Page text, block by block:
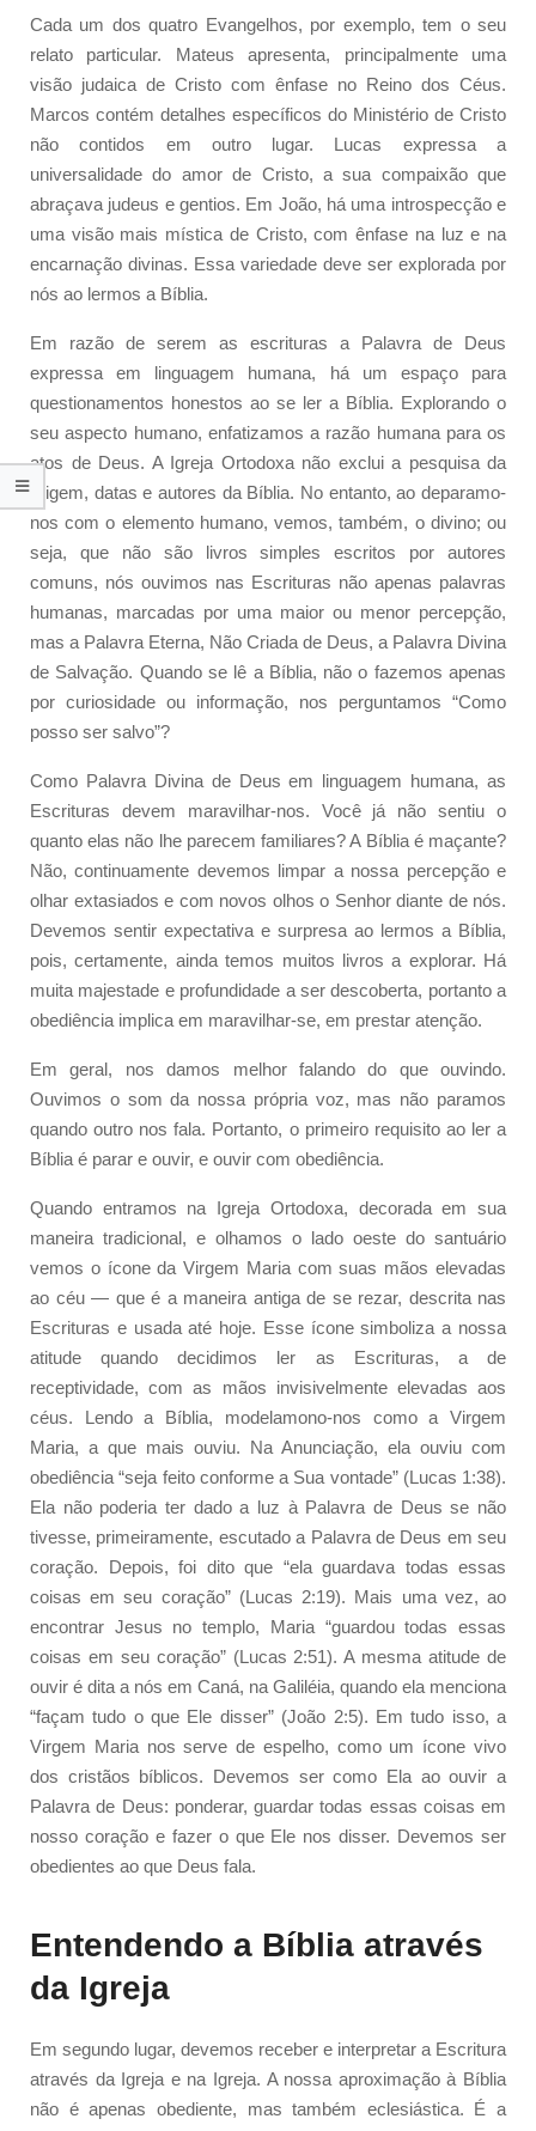
Cada um dos quatro Evangelhos, por exemplo, tem o seu
relato particular. Mateus apresenta, principalmente uma
visão judaica de Cristo com ênfase no Reino dos Céus.
Marcos contém detalhes específicos do Ministério de Cristo
não contidos em outro lugar. Lucas expressa a
universalidade do amor de Cristo, a sua compaixão que
abraçava judeus e gentios. Em João, há uma introspecção e
uma visão mais mística de Cristo, com ênfase na luz e na
encarnação divinas. Essa variedade deve ser explorada por
nós ao lermos a Bíblia.
Em razão de serem as escrituras a Palavra de Deus
expressa em linguagem humana, há um espaço para
questionamentos honestos ao se ler a Bíblia. Explorando o
seu aspecto humano, enfatizamos a razão humana para os
atos de Deus. A Igreja Ortodoxa não exclui a pesquisa da
origem, datas e autores da Bíblia. No entanto, ao deparamo-
nos com o elemento humano, vemos, também, o divino; ou
seja, que não são livros simples escritos por autores
comuns, nós ouvimos nas Escrituras não apenas palavras
humanas, marcadas por uma maior ou menor percepção,
mas a Palavra Eterna, Não Criada de Deus, a Palavra Divina
de Salvação. Quando se lê a Bíblia, não o fazemos apenas
por curiosidade ou informação, nos perguntamos “Como
posso ser salvo”?
Como Palavra Divina de Deus em linguagem humana, as
Escrituras devem maravilhar-nos. Você já não sentiu o
quanto elas não lhe parecem familiares? A Bíblia é maçante?
Não, continuamente devemos limpar a nossa percepção e
olhar extasiados e com novos olhos o Senhor diante de nós.
Devemos sentir expectativa e surpresa ao lermos a Bíblia,
pois, certamente, ainda temos muitos livros a explorar. Há
muita majestade e profundidade a ser descoberta, portanto a
obediência implica em maravilhar-se, em prestar atenção.
Em geral, nos damos melhor falando do que ouvindo.
Ouvimos o som da nossa própria voz, mas não paramos
quando outro nos fala. Portanto, o primeiro requisito ao ler a
Bíblia é parar e ouvir, e ouvir com obediência.
Quando entramos na Igreja Ortodoxa, decorada em sua
maneira tradicional, e olhamos o lado oeste do santuário
vemos o ícone da Virgem Maria com suas mãos elevadas
ao céu — que é a maneira antiga de se rezar, descrita nas
Escrituras e usada até hoje. Esse ícone simboliza a nossa
atitude quando decidimos ler as Escrituras, a de
receptividade, com as mãos invisivelmente elevadas aos
céus. Lendo a Bíblia, modelamono-nos como a Virgem
Maria, a que mais ouviu. Na Anunciação, ela ouviu com
obediência “seja feito conforme a Sua vontade” (Lucas 1:38).
Ela não poderia ter dado a luz à Palavra de Deus se não
tivesse, primeiramente, escutado a Palavra de Deus em seu
coração. Depois, foi dito que “ela guardava todas essas
coisas em seu coração” (Lucas 2:19). Mais uma vez, ao
encontrar Jesus no templo, Maria “guardou todas essas
coisas em seu coração” (Lucas 2:51). A mesma atitude de
ouvir é dita a nós em Caná, na Galiléia, quando ela menciona
“façam tudo o que Ele disser” (João 2:5). Em tudo isso, a
Virgem Maria nos serve de espelho, como um ícone vivo
dos cristãos bíblicos. Devemos ser como Ela ao ouvir a
Palavra de Deus: ponderar, guardar todas essas coisas em
nosso coração e fazer o que Ele nos disser. Devemos ser
obedientes ao que Deus fala.
Entendendo a Bíblia através
da Igreja
Em segundo lugar, devemos receber e interpretar a Escritura
através da Igreja e na Igreja. A nossa aproximação à Bíblia
não é apenas obediente, mas também eclesiástica. É a